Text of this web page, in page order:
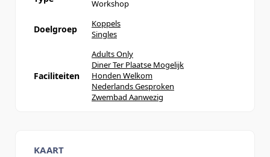
Workshop
Doelgroep
Koppels
Singles
Faciliteiten
Adults Only
Diner Ter Plaatse Mogelijk
Honden Welkom
Nederlands Gesproken
Zwembad Aanwezig
KAART